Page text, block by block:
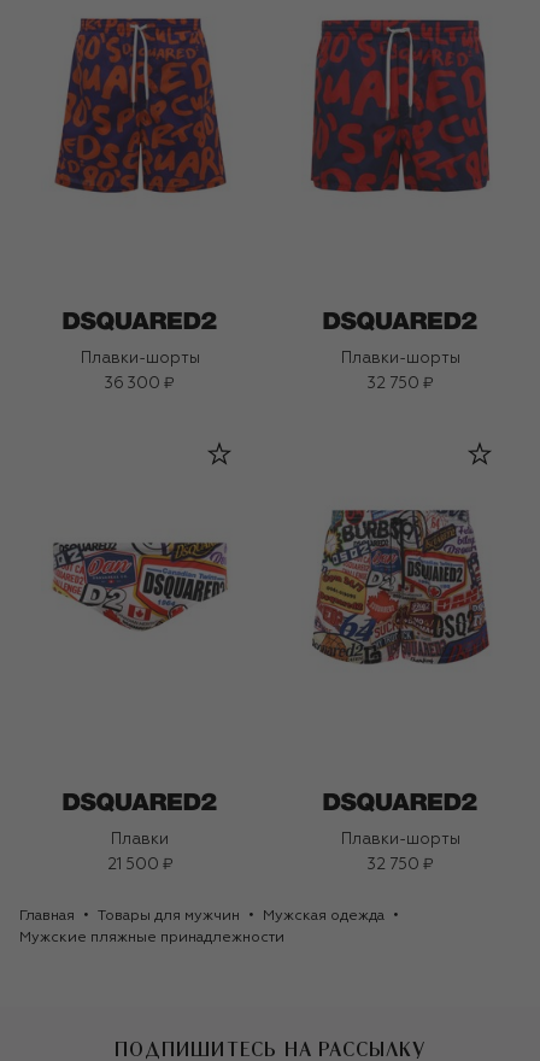
Плавки-шорты
36 300 ₽
Плавки-шорты
32 750 ₽
Плавки
21 500 ₽
Плавки-шорты
32 750 ₽
Главная Товары для мужчин
Мужская одежда
Мужские пляжные принадлежности
ПОДПИШИТЕСЬ НА РАССЫЛКУ